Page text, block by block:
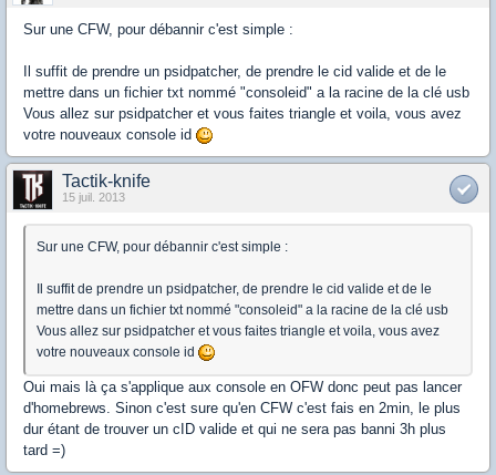
Sur une CFW, pour débannir c'est simple :
Il suffit de prendre un psidpatcher, de prendre le cid valide et de le
mettre dans un fichier txt nommé "consoleid" a la racine de la clé usb
Vous allez sur psidpatcher et vous faites triangle et voila, vous avez
votre nouveaux console id
Tactik-knife
15 juil. 2013
Sur une CFW, pour débannir c'est simple :
Il suffit de prendre un psidpatcher, de prendre le cid valide et de le
mettre dans un fichier txt nommé "consoleid" a la racine de la clé usb
Vous allez sur psidpatcher et vous faites triangle et voila, vous avez
votre nouveaux console id
Oui mais là ça s'applique aux console en OFW donc peut pas lancer
d'homebrews. Sinon c'est sure qu'en CFW c'est fais en 2min, le plus
dur étant de trouver un cID valide et qui ne sera pas banni 3h plus
tard =)